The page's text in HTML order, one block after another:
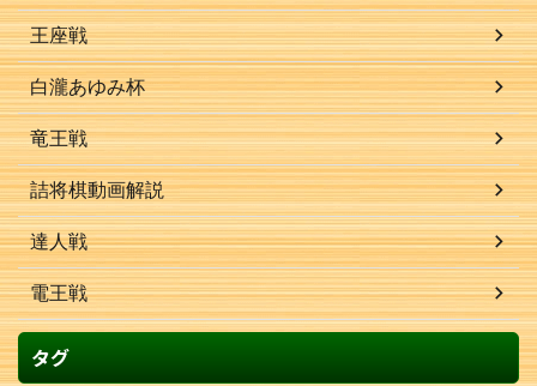
王座戦
白瀧あゆみ杯
竜王戦
詰将棋動画解説
達人戦
電王戦
タグ